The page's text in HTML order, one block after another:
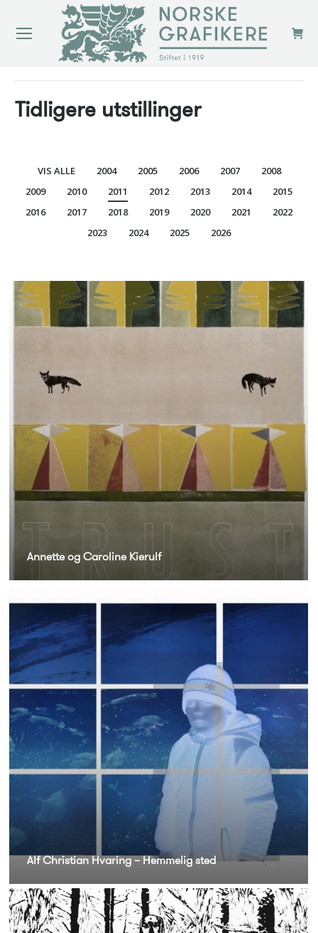
Tidligere utstillinger
VIS ALLE 2004 2005 2006 2007
2008
2009
2010 2011 2012 2013 2014
2015
2016
2017 2018 2019 2020 2021
2022
2023
2024 2025 2026
Annette og Caroline Kierulf
Alf Christian Hvaring – Hemmelig sted